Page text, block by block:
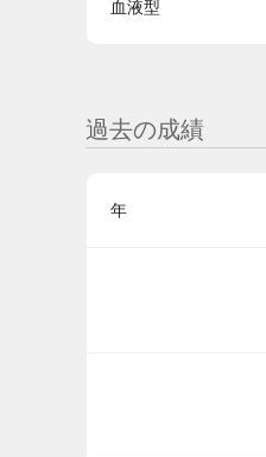
血液型
過去の成績
年